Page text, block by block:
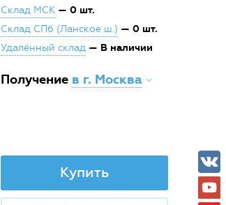
Склад МСК — 0 шт.
Склад СПб (Ланское ш.) — 0 шт.
Удалённый склад — В наличии
Получение в г. Москва
Купить